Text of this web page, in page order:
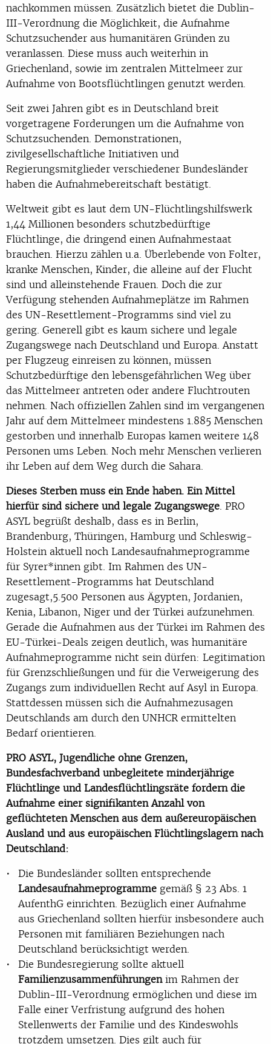
nachkommen müssen. Zusätzlich bietet die Dublin-
III-Verordnung die Möglichkeit, die Aufnahme
Schutzsuchender aus humanitären Gründen zu
veranlassen. Diese muss auch weiterhin in
Griechenland, sowie im zentralen Mittelmeer zur
Aufnahme von Bootsflüchtlingen genutzt werden.
Seit zwei Jahren gibt es in Deutschland breit
vorgetragene Forderungen um die Aufnahme von
Schutzsuchenden. Demonstrationen,
zivilgesellschaftliche Initiativen und
Regierungsmitglieder verschiedener Bundesländer
haben die Aufnahmebereitschaft bestätigt.
Weltweit gibt es laut dem UN-Flüchtlingshilfswerk
1,44 Millionen besonders schutzbedürftige
Flüchtlinge, die dringend einen Aufnahmestaat
brauchen. Hierzu zählen u.a. Überlebende von Folter,
kranke Menschen, Kinder, die alleine auf der Flucht
sind und alleinstehende Frauen. Doch die zur
Verfügung stehenden Aufnahmeplätze im Rahmen
des UN-Resettlement-Programms sind viel zu
gering. Generell gibt es kaum sichere und legale
Zugangswege nach Deutschland und Europa. Anstatt
per Flugzeug einreisen zu können, müssen
Schutzbedürftige den lebensgefährlichen Weg über
das Mittelmeer antreten oder andere Fluchtrouten
nehmen. Nach offiziellen Zahlen sind im vergangenen
Jahr auf dem Mittelmeer mindestens 1.885 Menschen
gestorben und innerhalb Europas kamen weitere 148
Personen ums Leben. Noch mehr Menschen verlieren
ihr Leben auf dem Weg durch die Sahara.
Dieses Sterben muss ein Ende haben. Ein Mittel
hierfür sind sichere und legale Zugangswege. PRO
ASYL begrüßt deshalb, dass es in Berlin,
Brandenburg, Thüringen, Hamburg und Schleswig-
Holstein aktuell noch Landesaufnahmeprogramme
für Syrer*innen gibt. Im Rahmen des UN-
Resettlement-Programms hat Deutschland
zugesagt,5.500 Personen aus Ägypten, Jordanien,
Kenia, Libanon, Niger und der Türkei aufzunehmen.
Gerade die Aufnahmen aus der Türkei im Rahmen des
EU-Türkei-Deals zeigen deutlich, was humanitäre
Aufnahmeprogramme nicht sein dürfen: Legitimation
für Grenzschließungen und für die Verweigerung des
Zugangs zum individuellen Recht auf Asyl in Europa.
Stattdessen müssen sich die Aufnahmezusagen
Deutschlands am durch den UNHCR ermittelten
Bedarf orientieren.
PRO ASYL, Jugendliche ohne Grenzen,
Bundesfachverband unbegleitete minderjährige
Flüchtlinge und Landesflüchtlingsräte fordern die
Aufnahme einer signifikanten Anzahl von
geflüchteten Menschen aus dem außereuropäischen
Ausland und aus europäischen Flüchtlingslagern nach
Deutschland:
Die Bundesländer sollten entsprechende
Landesaufnahmeprogramme gemäß § 23 Abs. 1
AufenthG einrichten. Bezüglich einer Aufnahme
aus Griechenland sollten hierfür insbesondere auch
Personen mit familiären Beziehungen nach
Deutschland berücksichtigt werden.
Die Bundesregierung sollte aktuell
Familienzusammenführungenim Rahmen der
Dublin-III-Verordnung ermöglichen und diese im
Falle einer Verfristung aufgrund des hohen
Stellenwerts der Familie und des Kindeswohls
trotzdem umsetzen. Dies gilt auch für